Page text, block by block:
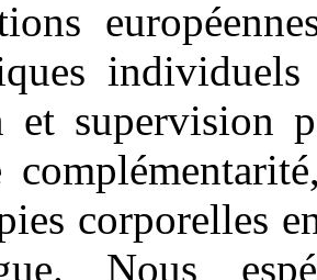
et supervision
corporelles
Nous